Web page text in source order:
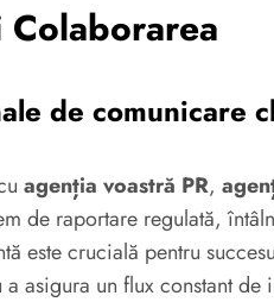
Colaborarea
de comunicare
agenția voastră PR,
de raportare regulată,
este crucială pentru
asigura un flux constant de